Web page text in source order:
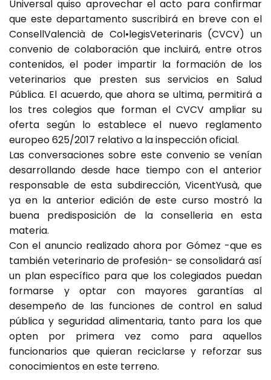
Universal quiso aprovechar el acto para confirmar
que este departamento suscribirá en breve con el
ConsellValencià de Col•legisVeterinaris (CVCV) un
convenio de colaboración que incluirá, entre otros
contenidos, el poder impartir la formación de los
veterinarios que presten sus servicios en Salud
Pública. El acuerdo, que ahora se ultima, permitirá a
los tres colegios que forman el CVCV ampliar su
oferta según lo establece el nuevo reglamento
europeo 625/2017 relativo a la inspección oficial.
Las conversaciones sobre este convenio se venían
desarrollando desde hace tiempo con el anterior
responsable de esta subdirección, VicentYusà, que
ya en la anterior edición de este curso mostró la
buena predisposición de la conselleria en esta
materia.
Con el anuncio realizado ahora por Gómez -que es
también veterinario de profesión- se consolidará así
un plan específico para que los colegiados puedan
formarse y optar con mayores garantías al
desempeño de las funciones de control en salud
pública y seguridad alimentaria, tanto para los que
opten por primera vez como para aquellos
funcionarios que quieran reciclarse y reforzar sus
conocimientos en este terreno.